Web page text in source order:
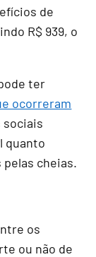
de
R$ 939, o
ter
ocorreram
sociais
quanto
cheias.
os
ou não de